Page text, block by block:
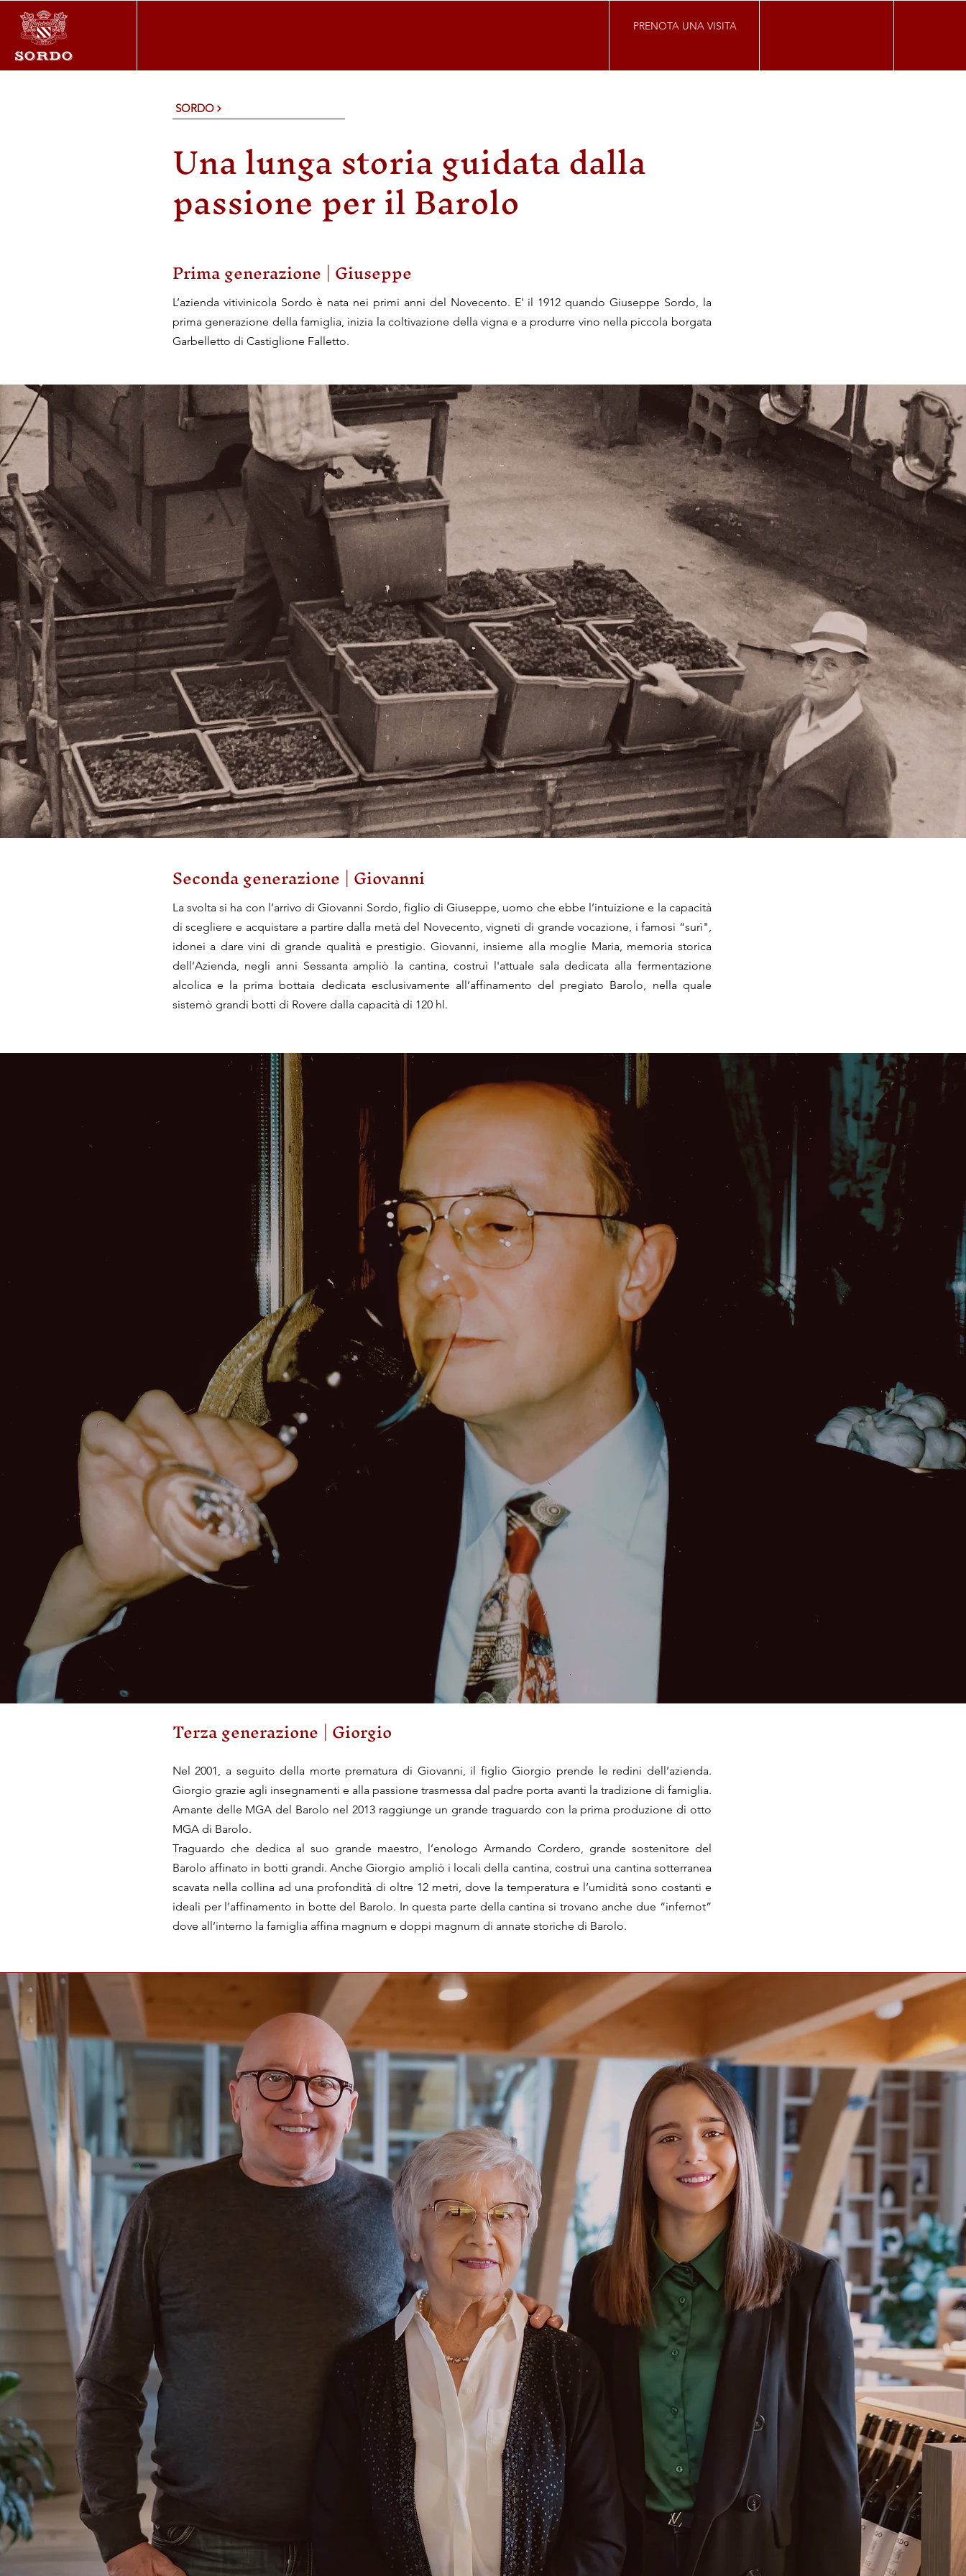
PRENOTA UNA VISITA
SORDO
Una lunga storia guidata dalla
passione per il Barolo
Prima generazione | Giuseppe
L’azienda vitivinicola Sordo è nata nei primi anni del Novecento. E' il 1912 quando Giuseppe Sordo, la
prima generazione della famiglia, inizia la coltivazione della vigna e a produrre vino nella piccola borgata
Garbelletto di Castiglione Falletto.
Seconda generazione | Giovanni
La svolta si ha con l’arrivo di Giovanni Sordo, figlio di Giuseppe, uomo che ebbe l’intuizione e la capacità
di scegliere e acquistare a partire dalla metà del Novecento, vigneti di grande vocazione, i famosi “surì",
idonei a dare vini di grande qualità e prestigio. Giovanni, insieme alla moglie Maria, memoria storica
dell’Azienda, negli anni Sessanta ampliò la cantina, costruì l'attuale sala dedicata alla fermentazione
alcolica e la prima bottaia dedicata esclusivamente all’affinamento del pregiato Barolo, nella quale
sistemò grandi botti di Rovere dalla capacità di 120 hl.
Terza generazione | Giorgio
Nel 2001, a seguito della morte prematura di Giovanni, il figlio Giorgio prende le redini dell’azienda.
Giorgio grazie agli insegnamenti e alla passione trasmessa dal padre porta avanti la tradizione di famiglia.
Amante delle MGA del Barolo nel 2013 raggiunge un grande traguardo con la prima produzione di otto
MGA di Barolo.
Traguardo che dedica al suo grande maestro, l’enologo Armando Cordero, grande sostenitore del
Barolo affinato in botti grandi. Anche Giorgio ampliò i locali della cantina, costruì una cantina sotterranea
scavata nella collina ad una profondità di oltre 12 metri, dove la temperatura e l’umidità sono costanti e
ideali per l’affinamento in botte del Barolo. In questa parte della cantina si trovano anche due “infernot”
dove all’interno la famiglia affina magnum e doppi magnum di annate storiche di Barolo.